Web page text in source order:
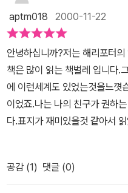
는 음모와 그것을 추적하는 영
신을 표현하듯 자세하고 사실
로 제일 좋아해서 그런지, 가장
고 싶다!! 불의잔도 재미있지만
aptm018 2000-11-22
안녕하십니까?저는 해리포터
책은 많이 읽는 책벌레 입니다.그러나 이
에 이런세계도 있었는것을느꼇
이었죠.나는 나의 친구가 권하
다.표지가 재미있을것 같아서
공감 (1) 댓글 (0)